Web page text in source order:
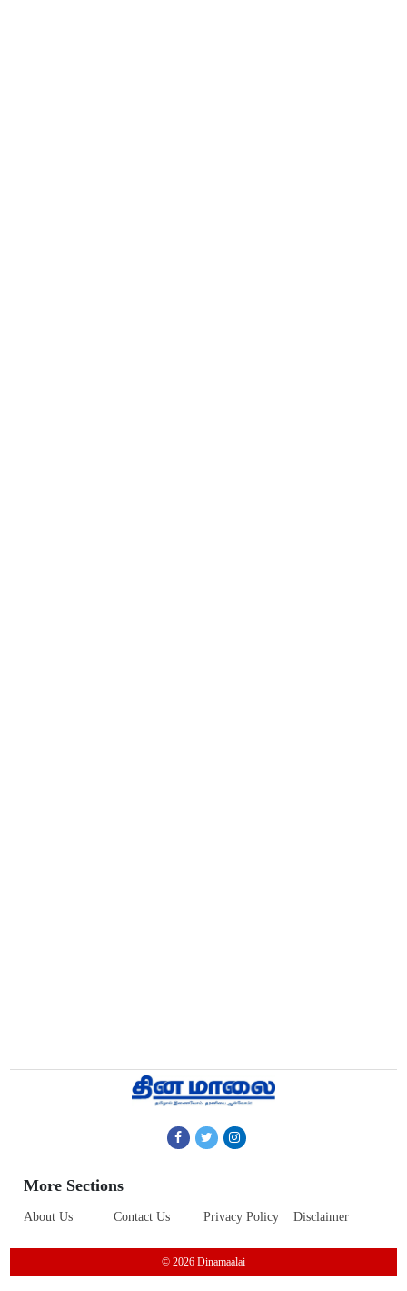
More Sections
About Us Contact Us Privacy Policy Disclaimer
© 2026 Dinamaalai